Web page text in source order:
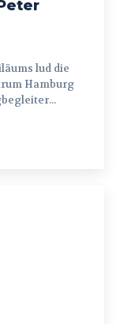
Hamburg